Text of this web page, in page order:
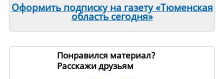
Оформить подписку на газету «Тюменская
область сегодня»
Понравился материал?
Расскажи друзьям